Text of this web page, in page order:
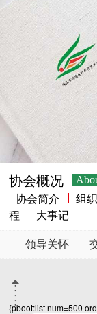
协会概况
协会简介 组
程
大事记
领导关怀
{pboot:list num=500